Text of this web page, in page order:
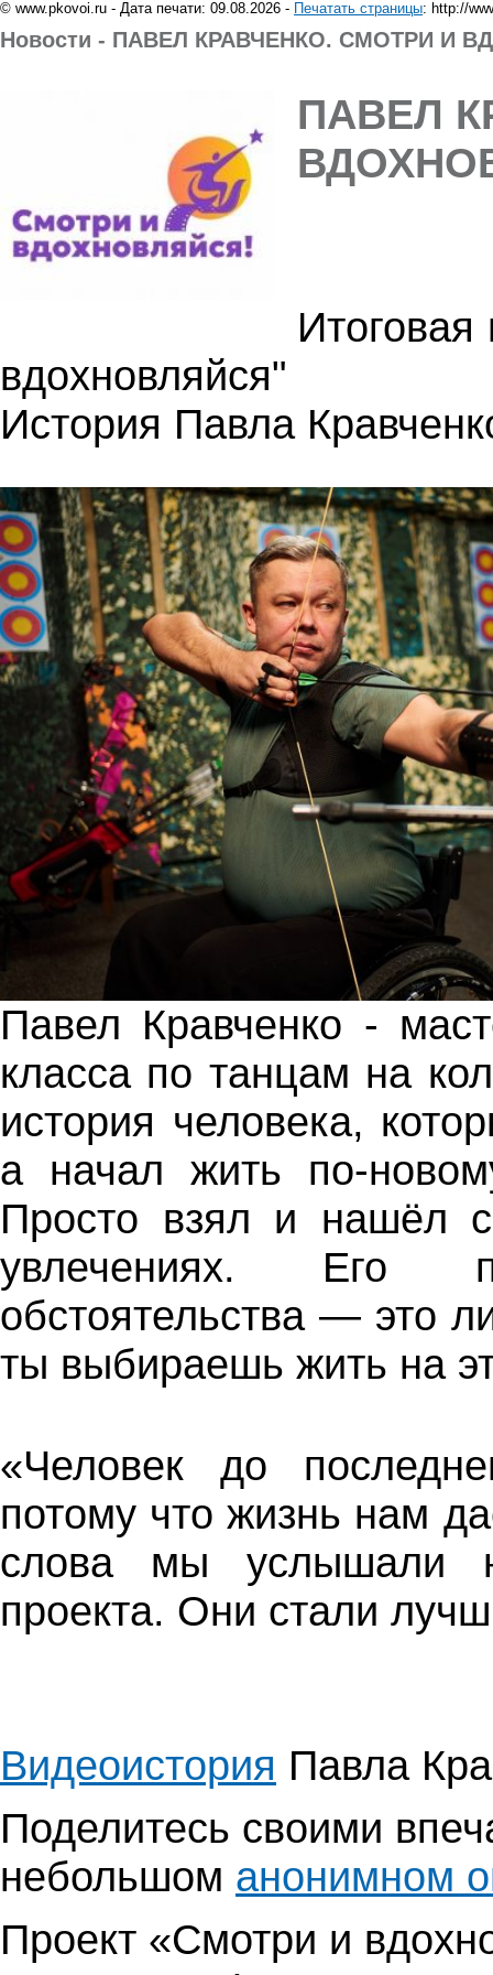
© www.pkovoi.ru - Дата печати: 09.08.2026 - Печатать страницы: http://
Новости - ПАВЕЛ КРАВЧЕНКО. СМОТРИ И
ПАВЕЛ
вдохновляйся"
История Павла
Павел Кравченко -
класса по танцам на
история человека,
а начал жить по-
Просто взял и нашёл
увлечениях. Его
обстоятельства — это
ты выбираешь жить на
«Человек до
потому что жизнь нам
слова мы услышали
проекта. Они стали
Видеоистория Павла
Поделитесь своими
небольшом анонимном
Проект «Смотри и